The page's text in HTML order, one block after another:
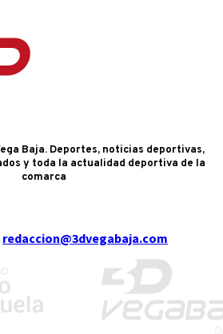
Baja. Deportes, noticias deportivas,
y toda la actualidad deportiva de la
comarca
redaccion@3dvegabaja.com